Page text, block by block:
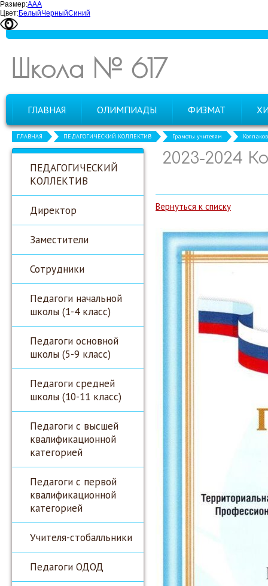
Размер:ААА
Цвет:БелыйЧерныйСиний
Школа № 617
ГЛАВНАЯ ОЛИМПИАДЫ ФИЗМАТ
ГЛАВНАЯ ПЕДАГОГИЧЕСКИЙ КОЛЛЕКТИВ Грамоты учителям
ПЕДАГОГИЧЕСКИЙ
КОЛЛЕКТИВ
Директор
Заместители
Сотрудники
Педагоги начальной
школы (1-4 класс)
Педагоги основной
школы (5-9 класс)
Педагоги средней
школы (10-11 класс)
Педагоги с высшей
квалификационной
категорией
Педагоги с первой
квалификационной
категорией
Учителя-стобалльники
Педагоги ОДОД
2023-2024
Вернуться к списку